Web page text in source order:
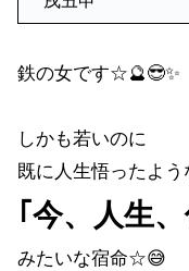
鉄の女です☆🔮😎✨
しかも若いのに
既に人生悟ったよう
｢今、人生
みたいな宿命☆😅